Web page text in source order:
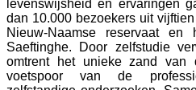
levenswijsheid en ervaringen
dan 10.000 bezoekers uit
Nieuw-Naamse reservaat en
Saeftinghe. Door zelfstudie
omtrent het unieke zand
voetspoor van de